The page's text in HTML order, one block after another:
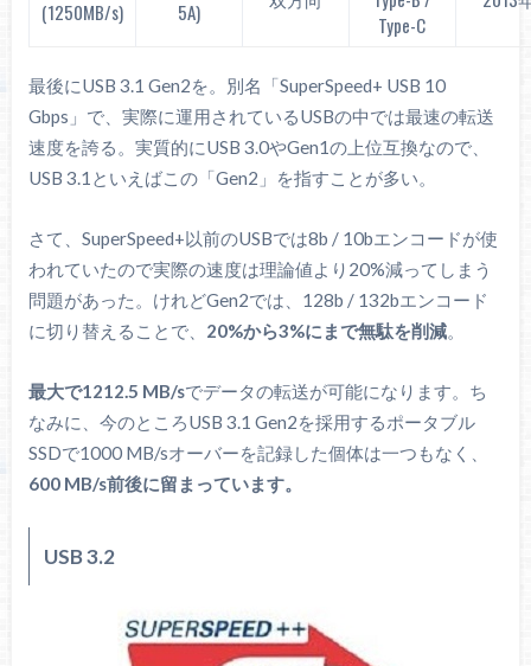
(1250MB/s)
5A)
Type-C
最後にUSB 3.1 Gen2を。別名「SuperSpeed+ USB 10
Gbps」で、実際に運用されているUSBの中では最速の転送
速度を誇る。実質的にUSB 3.0やGen1の上位互換なので、
USB 3.1といえばこの「Gen2」を指すことが多い。
さて、SuperSpeed+以前のUSBでは8b / 10bエンコードが使
われていたので実際の速度は理論値より20%減ってしまう
問題があった。けれどGen2では、128b / 132bエンコード
に切り替えることで、 20%から3%にまで無駄を削減。
最大で1212.5 MB/sでデータの転送が可能になります。ち
なみに、今のところUSB 3.1 Gen2を採用するポータブル
SSDで1000 MB/sオーバーを記録した個体は一つもなく、
600 MB/s前後に留まっています。
USB 3.2